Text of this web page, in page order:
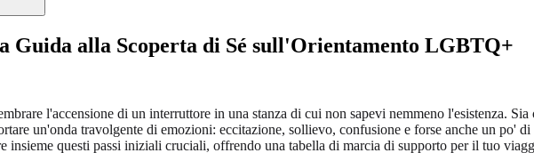
Guida alla Scoperta di Sé sull'Orientamento LGBTQ+
l'accensione di un interruttore in una stanza di cui non sapevi nemmeno l'esistenza.
un'onda travolgente di emozioni: eccitazione, sollievo, confusione e forse anche un po'
insieme questi passi iniziali cruciali, offrendo una tabella di marcia di supporto per il tuo